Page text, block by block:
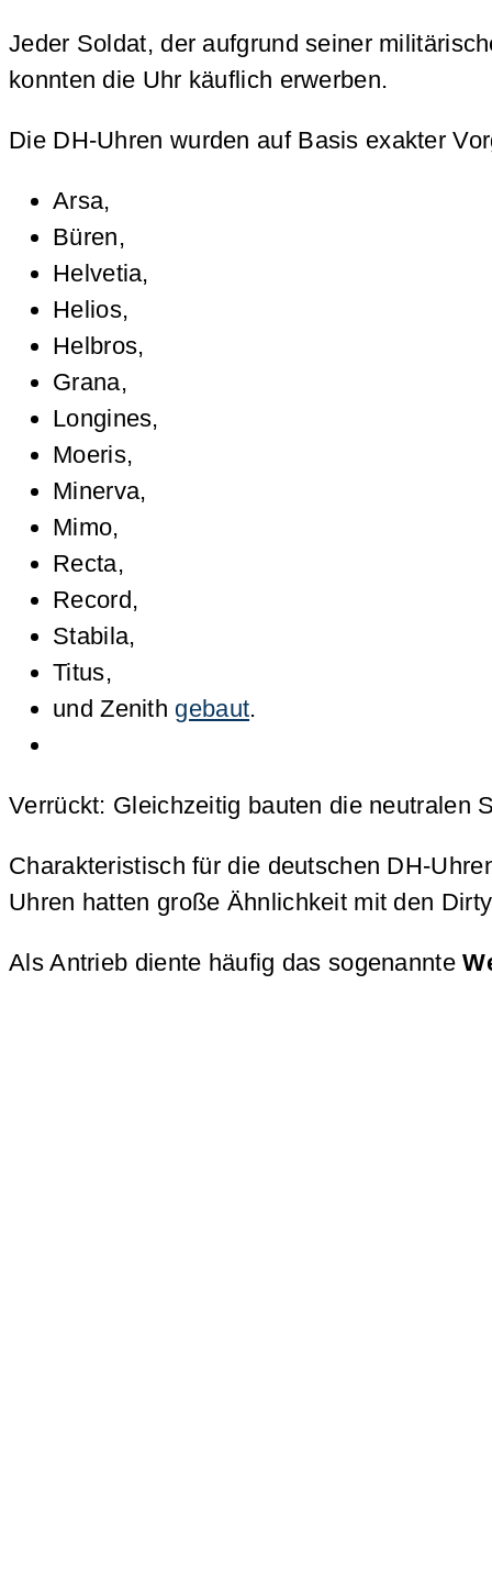
Jeder Soldat, der aufgrund seiner
konnten die Uhr käuflich erwerben.
Die DH-Uhren wurden auf Basis exakter
Arsa,
Büren,
Helvetia,
Helios,
Helbros,
Grana,
Longines,
Moeris,
Minerva,
Mimo,
Recta,
Record,
Stabila,
Titus,
und Zenith gebaut.
Verrückt: Gleichzeitig bauten die neutralen
Charakteristisch für die deutschen DH-
Uhren hatten große Ähnlichkeit mit den
Als Antrieb diente häufig das sogenannte